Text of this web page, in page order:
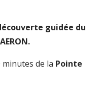
guidée du
de la Pointe